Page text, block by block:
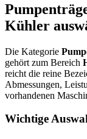
Kühler
Die Kategorie
gehört zum Bereich
reicht die reine
Abmessungen,
vorhandenen
Wichtige